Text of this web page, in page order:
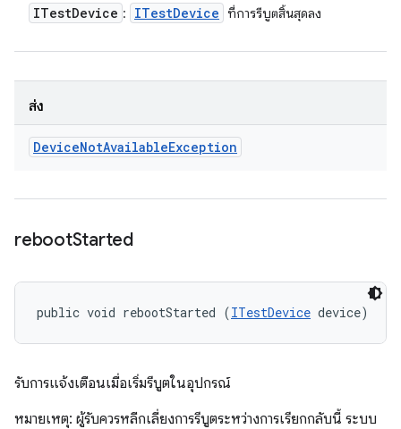
ITestDevice : ITestDevice ที่การรีบูตสิ้นสุดลง
ส่ง
DeviceNotAvailableException
rebootStarted
public void rebootStarted (ITestDevice device)
รับการแจ้งเตือนเมื่อเริ่มรีบูตในอุปกรณ์
หมายเหตุ: ผู้รับควรหลีกเลี่ยงการรีบูตระหว่างการเรียกกลับนี้ ระบบ